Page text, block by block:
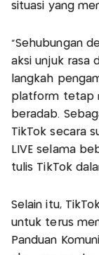
situasi yang
“Sehubungan
aksi unjuk rasa
langkah
platform tetap
beradab.
TikTok secara
LIVE selama
tulis TikTok
Selain itu,
untuk terus
Panduan